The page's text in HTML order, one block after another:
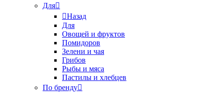
Для
Назад
Для
Овощей и фруктов
Помидоров
Зелени и чая
Грибов
Рыбы и мяса
Пастилы и хлебцев
По бренду